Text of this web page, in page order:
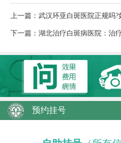
上一篇： 武汉环亚白斑医院正规吗
下一篇： 湖北治疗白斑病医院：治
预约挂号